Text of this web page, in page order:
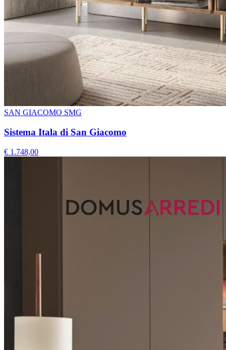
SAN GIACOMO SMG
Sistema Itala di San Giacomo
€ 1.748,00